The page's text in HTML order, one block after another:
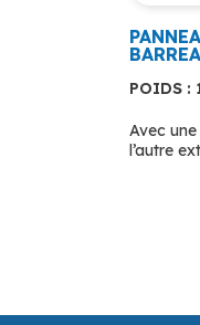
POIDS :
Avec
l’autre